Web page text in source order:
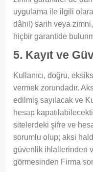
uygulama ile ilgili
dâhil) sarih veya
hiçbir garantide
5. Kayıt ve
Kullanıcı, doğru,
vermek zorundadır.
edilmiş sayılacak ve
hesap
sitelerdeki şifre ve
sorumlu olup; aksi
güvenlik ihlallerinden
görmesinden Firma